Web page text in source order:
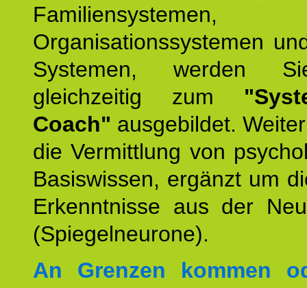
Familiensystemen,
Organisationssystemen
Systemen, werden
gleichzeitig zum
Coach" ausgebildet.
die Vermittlung von
Basiswissen, ergänzt um
Erkenntnisse aus der
(Spiegelneurone).
An Grenzen kommen